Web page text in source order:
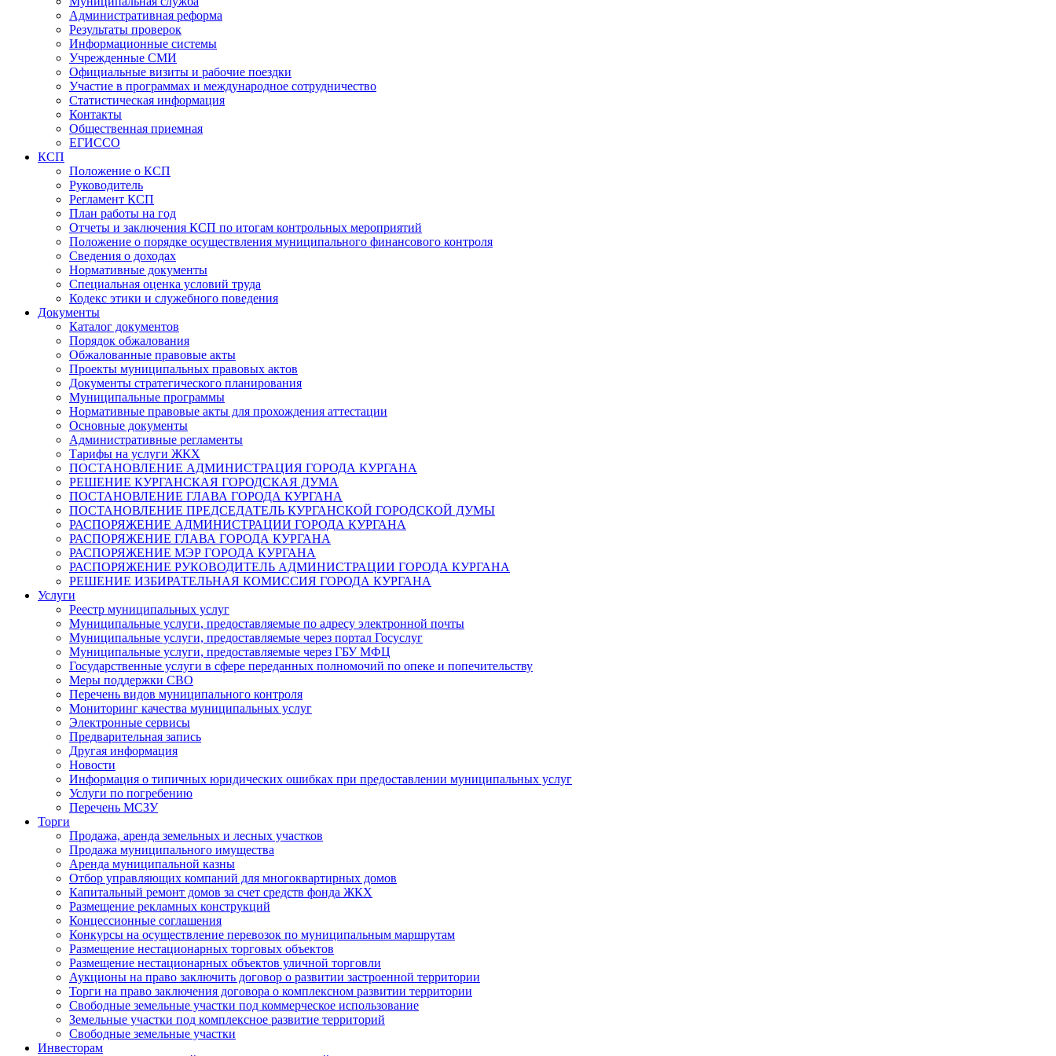
Административная реформа
Результаты проверок
Информационные системы
Учрежденные СМИ
Официальные визиты и рабочие поездки
Участие в программах и международное сотрудничество
Статистическая информация
Контакты
Общественная приемная
ЕГИССО
КСП
Положение о КСП
Руководитель
Регламент КСП
План работы на год
Отчеты и заключения КСП по итогам контрольных мероприятий
Положение о порядке осуществления муниципального финансового контроля
Сведения о доходах
Нормативные документы
Специальная оценка условий труда
Кодекс этики и служебного поведения
Документы
Каталог документов
Порядок обжалования
Обжалованные правовые акты
Проекты муниципальных правовых актов
Документы стратегического планирования
Муниципальные программы
Нормативные правовые акты для прохождения аттестации
Основные документы
Административные регламенты
Тарифы на услуги ЖКХ
ПОСТАНОВЛЕНИЕ АДМИНИСТРАЦИЯ ГОРОДА КУРГАНА
РЕШЕНИЕ КУРГАНСКАЯ ГОРОДСКАЯ ДУМА
ПОСТАНОВЛЕНИЕ ГЛАВА ГОРОДА КУРГАНА
ПОСТАНОВЛЕНИЕ ПРЕДСЕДАТЕЛЬ КУРГАНСКОЙ ГОРОДСКОЙ ДУМЫ
РАСПОРЯЖЕНИЕ АДМИНИСТРАЦИИ ГОРОДА КУРГАНА
РАСПОРЯЖЕНИЕ ГЛАВА ГОРОДА КУРГАНА
РАСПОРЯЖЕНИЕ МЭР ГОРОДА КУРГАНА
РАСПОРЯЖЕНИЕ РУКОВОДИТЕЛЬ АДМИНИСТРАЦИИ ГОРОДА КУРГАНА
РЕШЕНИЕ ИЗБИРАТЕЛЬНАЯ КОМИССИЯ ГОРОДА КУРГАНА
Услуги
Реестр муниципальных услуг
Муниципальные услуги, предоставляемые по адресу электронной почты
Муниципальные услуги, предоставляемые через портал Госуслуг
Муниципальные услуги, предоставляемые через ГБУ МФЦ
Государственные услуги в сфере переданных полномочий по опеке и попечительству
Меры поддержки СВО
Перечень видов муниципального контроля
Мониторинг качества муниципальных услуг
Электронные сервисы
Предварительная запись
Другая информация
Новости
Информация о типичных юридических ошибках при предоставлении муниципальных услуг
Услуги по погребению
Перечень МСЗУ
Торги
Продажа, аренда земельных и лесных участков
Продажа муниципального имущества
Аренда муниципальной казны
Отбор управляющих компаний для многоквартирных домов
Капитальный ремонт домов за счет средств фонда ЖКХ
Размещение рекламных конструкций
Концессионные соглашения
Конкурсы на осуществление перевозок по муниципальным маршрутам
Размещение нестационарных торговых объектов
Размещение нестационарных объектов уличной торговли
Аукционы на право заключить договор о развитии застроенной территории
Торги на право заключения договора о комплексном развитии территории
Свободные земельные участки под коммерческое использование
Земельные участки под комплексное развитие территорий
Свободные земельные участки
Инвесторам